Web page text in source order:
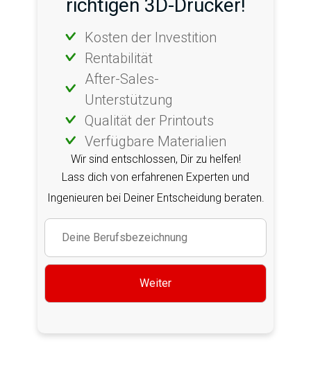
richtigen 3D-Drucker!
Kosten der Investition
Rentabilität
After-Sales-
Unterstützung
Qualität der Printouts
Verfügbare Materialien
Wir sind entschlossen, Dir zu helfen!
Lass dich von erfahrenen Experten und
Ingenieuren bei Deiner Entscheidung beraten.
Weiter